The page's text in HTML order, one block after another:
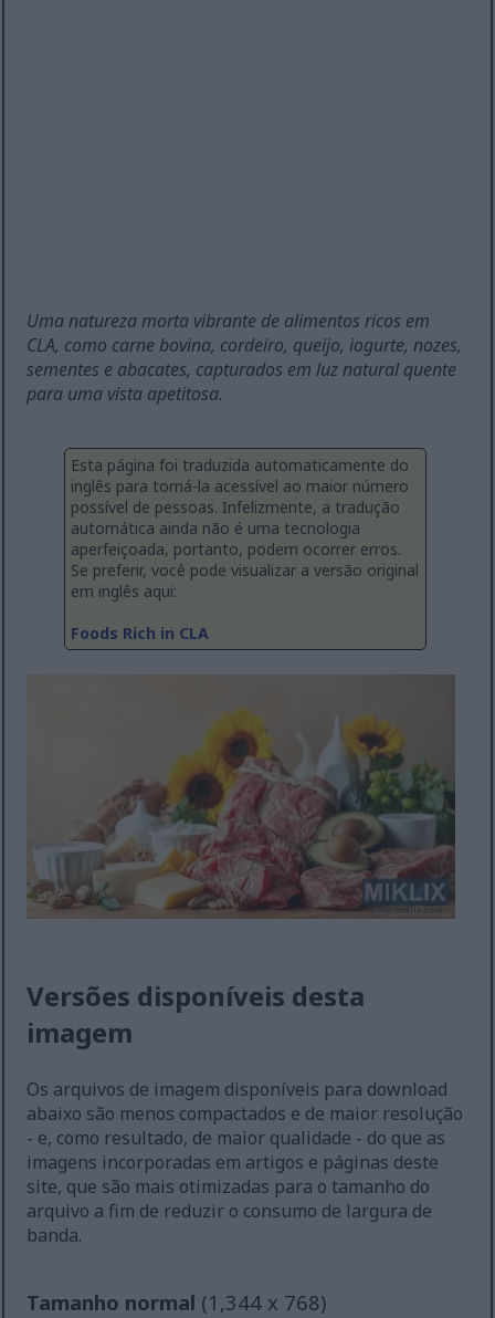
Uma natureza morta vibrante de alimentos ricos em
CLA, como carne bovina, cordeiro, queijo, iogurte, nozes,
sementes e abacates, capturados em luz natural quente
para uma vista apetitosa.
Esta página foi traduzida automaticamente do
inglês para torná-la acessível ao maior número
possível de pessoas. Infelizmente, a tradução
automática ainda não é uma tecnologia
aperfeiçoada, portanto, podem ocorrer erros.
Se preferir, você pode visualizar a versão original
em inglês aqui:
Foods Rich in CLA
Versões disponíveis desta
imagem
Os arquivos de imagem disponíveis para download
abaixo são menos compactados e de maior resolução
- e, como resultado, de maior qualidade - do que as
imagens incorporadas em artigos e páginas deste
site, que são mais otimizadas para o tamanho do
arquivo a fim de reduzir o consumo de largura de
banda.
Tamanho normal (1,344 x 768)